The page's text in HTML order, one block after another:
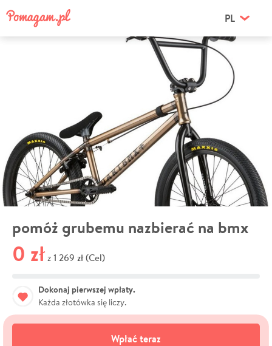
PL
pomóż grubemu nazbierać na bmx
0 zł z 1 269 zł (Cel)
Dokonaj pierwszej wpłaty.
Każda złotówka się liczy.
Wpłać teraz